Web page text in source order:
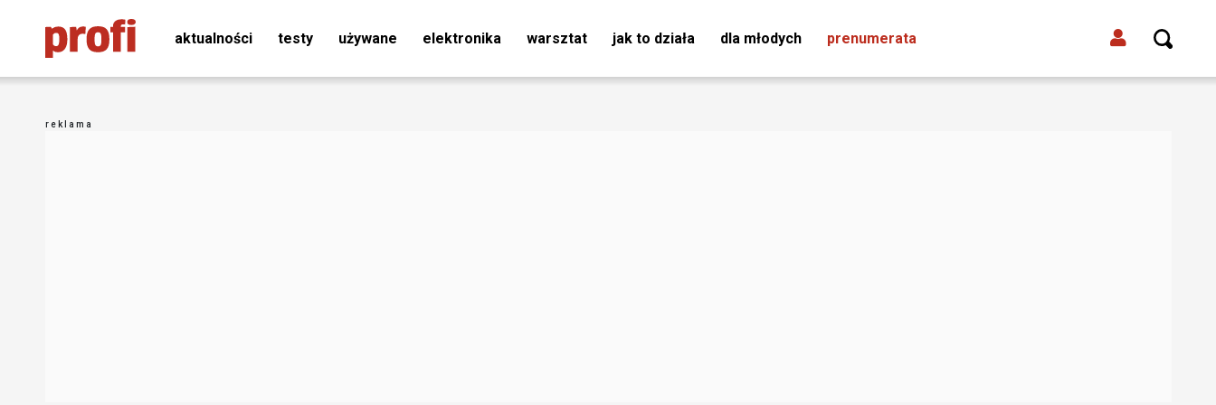
aktualności testy używane elektronika warsztat jak to działa dla młodych prenumerata